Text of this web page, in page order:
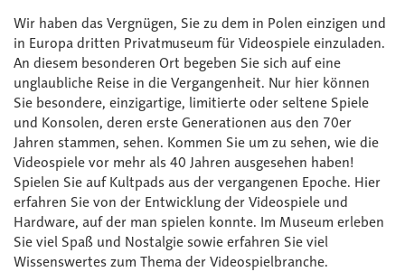
Wir haben das Vergnügen, Sie zu dem in Polen einzigen und
in Europa dritten Privatmuseum für Videospiele einzuladen.
An diesem besonderen Ort begeben Sie sich auf eine
unglaubliche Reise in die Vergangenheit. Nur hier können
Sie besondere, einzigartige, limitierte oder seltene Spiele
und Konsolen, deren erste Generationen aus den 70er
Jahren stammen, sehen. Kommen Sie um zu sehen, wie die
Videospiele vor mehr als 40 Jahren ausgesehen haben!
Spielen Sie auf Kultpads aus der vergangenen Epoche. Hier
erfahren Sie von der Entwicklung der Videospiele und
Hardware, auf der man spielen konnte. Im Museum erleben
Sie viel Spaß und Nostalgie sowie erfahren Sie viel
Wissenswertes zum Thema der Videospielbranche.